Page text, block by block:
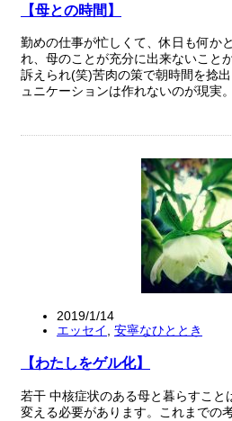
【母との時間】
勤めの仕事が忙しくて、休日も何か
れ、母のことが充分に出来ないこと
訴えられ(笑)苦肉の策で朝時間を捻
ュニケーションは作れないのが現実
2019/1/14
エッセイ
安寧なひととき
【わたしをゲル化】
若干 中核症状のある母と暮らすこと
変える必要があります。これまでの